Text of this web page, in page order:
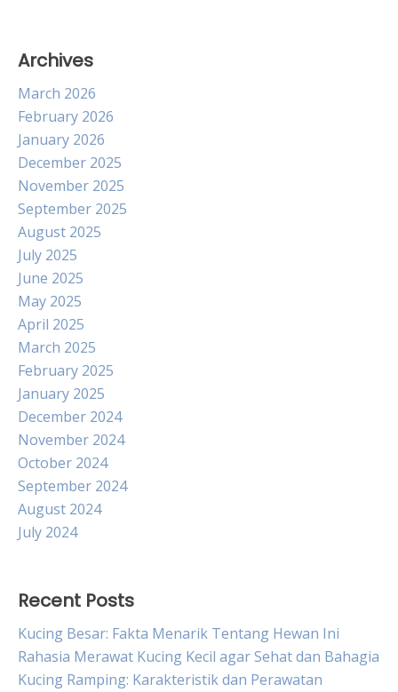
Archives
March 2026
February 2026
January 2026
December 2025
November 2025
September 2025
August 2025
July 2025
June 2025
May 2025
April 2025
March 2025
February 2025
January 2025
December 2024
November 2024
October 2024
September 2024
August 2024
July 2024
Recent Posts
Kucing Besar: Fakta Menarik Tentang Hewan Ini
Rahasia Merawat Kucing Kecil agar Sehat dan Bahagia
Kucing Ramping: Karakteristik dan Perawatan